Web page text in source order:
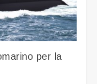
per la